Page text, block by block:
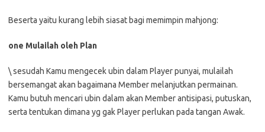
Beserta yaitu kurang lebih siasat bagi memimpin mahjong:
one Mulailah oleh Plan
\ sesudah Kamu mengecek ubin dalam Player punyai, mulailah
bersemangat akan bagaimana Member melanjutkan permainan.
Kamu butuh mencari ubin dalam akan Member antisipasi, putuskan,
serta tentukan dimana yg gak Player perlukan pada tangan Awak.